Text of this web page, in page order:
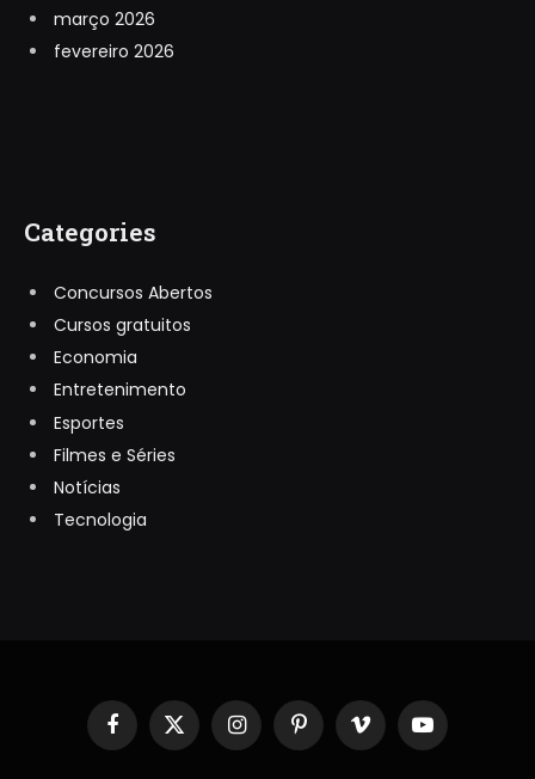
março 2026
fevereiro 2026
Categories
Concursos Abertos
Cursos gratuitos
Economia
Entretenimento
Esportes
Filmes e Séries
Notícias
Tecnologia
Facebook
X
(Twitter)
InstagramPinterestVimeo YouTube